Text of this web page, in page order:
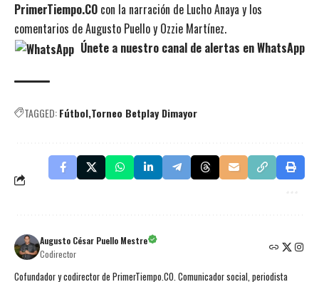
PrimerTiempo.CO con la narración de Lucho Anaya y los
comentarios de Augusto Puello y Ozzie Martínez.
Únete a nuestro canal de alertas en WhatsApp
TAGGED:Fútbol Torneo Betplay Dimayor
Augusto César Puello Mestre
Codirector
Cofundador y codirector de PrimerTiempo.CO. Comunicador social, periodista